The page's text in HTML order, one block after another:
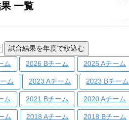
一覧
試合結果を年度で絞込む
ム 2026 Bチーム 2025 Aチーム
ム 2023 Aチーム 2023 Bチーム
ム 2021 Bチーム 2020 Aチーム
ム 2018 Aチーム 2018 Bチーム